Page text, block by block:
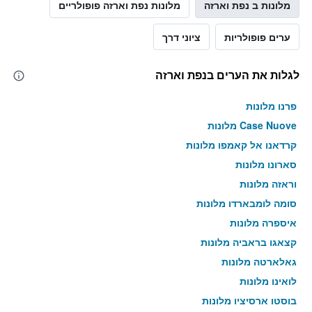
מלונות ב נפת וארזה מלונות נפת וארזה פופולריים
ערים פופולריות ציוני דרך
לגלות את הערים בנפת וארזה
פרנו מלונות
Case Nuove מלונות
קרדאנו אל קאמפו מלונות
סארונו מלונות
וראזה מלונות
סומה לומבארדו מלונות
איספרה מלונות
קצאגו בראביה מלונות
גאלארטה מלונות
לואינו מלונות
בוסטו ארסיציו מלונות